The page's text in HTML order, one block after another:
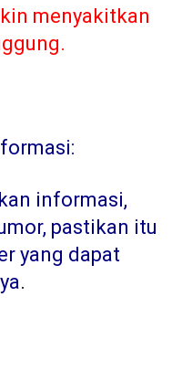
menyakitkan
informasi,
pastikan itu
yang dapat
.